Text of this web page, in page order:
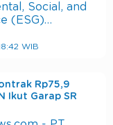
Social, and
(ESG)…
WIB
Rp75,9
Ikut Garap SR